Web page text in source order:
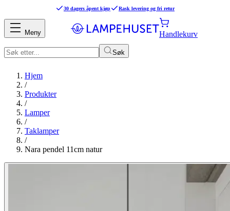
30 dagers åpent kjøp Rask levering og fri retur
Søk
Handlekurv
Meny
Hjem
/
Produkter
/
Lamper
/
Taklamper
/
Nara pendel 11cm natur